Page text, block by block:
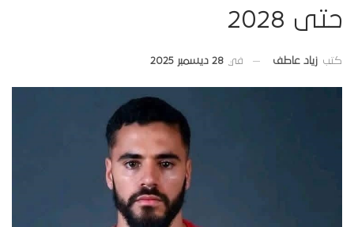
حتى 2028
كتب زياد عاطف في 28 ديسمبر 2025